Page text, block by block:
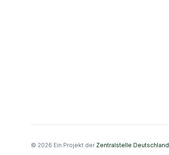
© 2026 Ein Projekt der Zentralstelle Deutschland